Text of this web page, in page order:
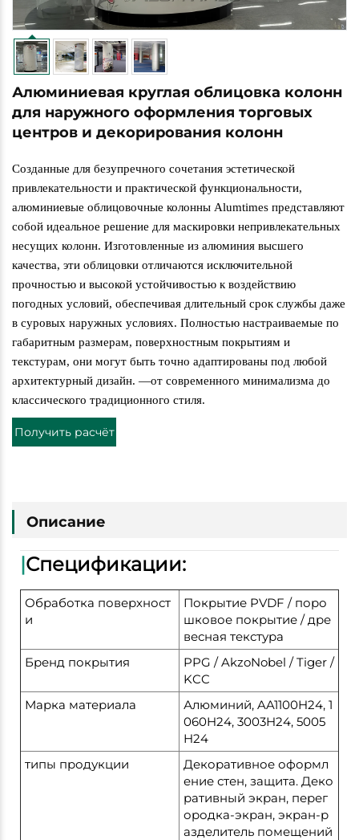
Алюминиевая круглая облицовка колонн
для наружного оформления торговых
центров и декорирования колонн
Созданные для безупречного сочетания эстетической
привлекательности и практической функциональности,
алюминиевые облицовочные колонны Alumtimes представляют
собой идеальное решение для маскировки непривлекательных
несущих колонн. Изготовленные из алюминия высшего
качества, эти облицовки отличаются исключительной
прочностью и высокой устойчивостью к воздействию
погодных условий, обеспечивая длительный срок службы даже
в суровых наружных условиях. Полностью настраиваемые по
габаритным размерам, поверхностным покрытиям и
текстурам, они могут быть точно адаптированы под любой
архитектурный дизайн. —от современного минимализма до
классического традиционного стиля.
Получить расчёт
Описание
|Спецификации:
Обработка поверхност
и
Покрытие PVDF / поро
шковое покрытие / дре
весная текстура
Бренд покрытия
PPG / AkzoNobel / Tiger /
KCC
Марка материала
Алюминий, AA1100H24, 1
060H24, 3003H24, 5005
H24
типы продукции
Декоративное оформл
ение стен, защита. Деко
ративный экран, перег
ородка-экран, экран-р
азделитель помещений